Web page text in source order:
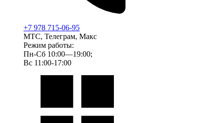
+7 978 715-06-95
МТС, Телеграм, Макс
Режим работы:
Пн-Сб 10:00—19:00;
Вс 11:00-17:00